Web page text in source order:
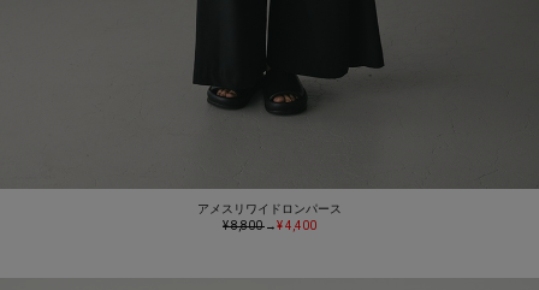
アメスリワイドロンパース
¥ 8,800→¥ 4,400